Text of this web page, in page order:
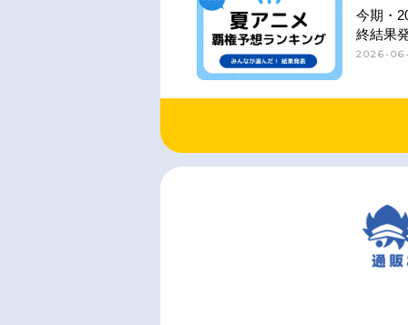
今期・
終結果
2026-